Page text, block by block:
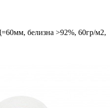
белизна >92%, 60гр/м2,